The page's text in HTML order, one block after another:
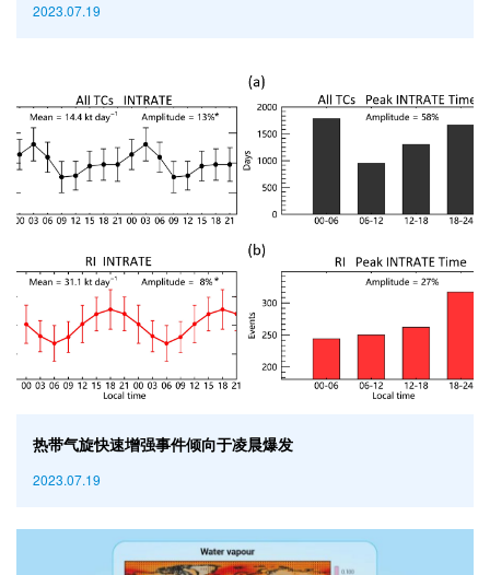
2023.07.19
热带气旋快速增强事件倾向于凌晨爆发
2023.07.19